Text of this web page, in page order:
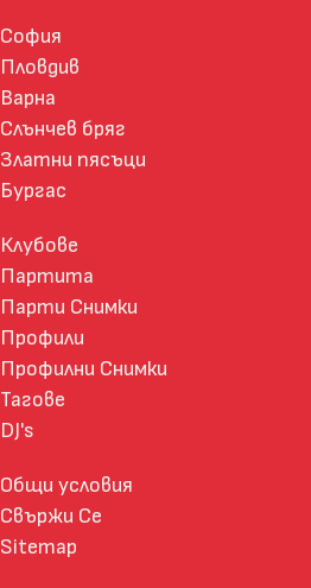
София
Пловдив
Варна
Слънчев бряг
Златни пясъци
Бургас
Клубове
Партита
Парти Снимки
Профили
Профилни Снимки
Тагове
DJ's
Общи условия
Свържи Се
Sitemap